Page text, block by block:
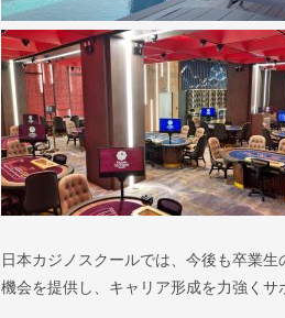
日本カジノスクールでは、今後も卒業
機会を提供し、キャリア形成を力強くサ